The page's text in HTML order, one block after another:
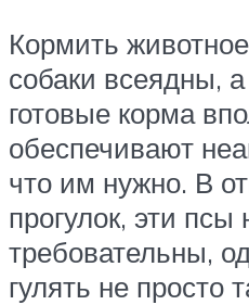
Кормить
собаки всеядны,
готовые корма
обеспечивают
что им нужно. В
прогулок, эти псы
требовательны,
гулять не просто